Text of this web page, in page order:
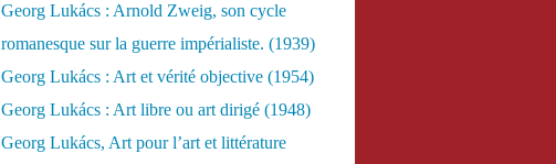
Georg Lukács : Arnold Zweig, son cycle
romanesque sur la guerre impérialiste. (1939)
Georg Lukács : Art et vérité objective (1954)
Georg Lukács : Art libre ou art dirigé (1948)
Georg Lukács, Art pour l’art et littérature